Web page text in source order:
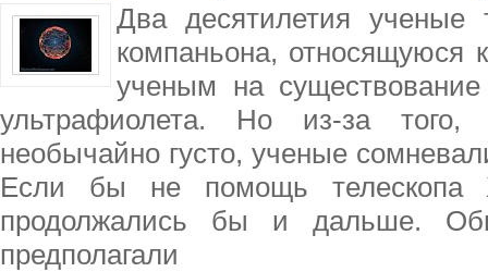
Два десятилетия ученые
компаньона, относящуюся
ученым на
ультрафиолета. Но из-за того,
необычайно густо, ученые
Если бы не помощь телескопа
продолжались бы и дальше.
предполагали